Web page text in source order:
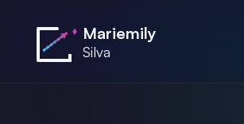
Mariemily
Silva